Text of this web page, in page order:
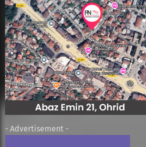
- Advertisement -